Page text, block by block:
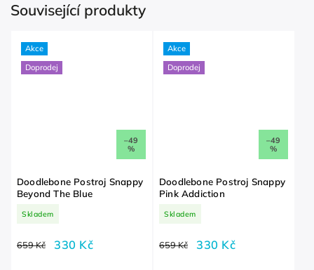
Související produkty
Akce
Doprodej
–49
%
Doodlebone Postroj Snappy
Beyond The Blue
Skladem
659 Kč 330 Kč
Akce
Doprodej
–49
%
Doodlebone Postroj Snappy
Pink Addiction
Skladem
659 Kč 330 Kč